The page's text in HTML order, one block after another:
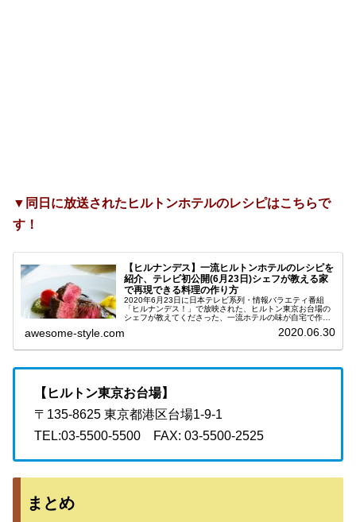
▼同日に放送されたヒルトンホテルのレシピはこちらで
す！
【ヒルナンデス】一流ヒルトンホテルのレシピを
紹介、テレビ初公開(6月23日)シェフが教える家
で再現できる料理の作り方
2020年6月23日に日本テレビ系列・情報バラエティ番組
「ヒルナンデス！」で放映された、ヒルトン東京お台場の
シェフが教えてくださった、一流ホテルの味が自宅で作れ
awesome-style.com 2020.06.30
【ヒルトン東京お台場】
〒135-8625 東京都港区台場1-9-1
TEL:03-5500-5500 FAX: 03-5500-2525
まとめ